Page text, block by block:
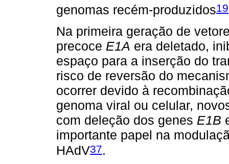
genomas recém-produzidos19
Na primeira geração de
precoce E1A era deletado,
espaço para a inserção do
risco de reversão do
ocorrer devido à
genoma viral ou celular,
com deleção dos genes E1B
importante papel na
HAdV37.